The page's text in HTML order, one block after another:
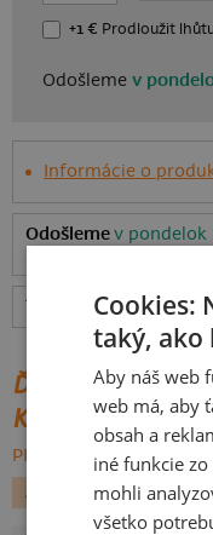
+1 € Prodloužit
Odošlemev
Informácie o
Odošlemev pondelok
12.8.
Tabuľka veľkostí: Akú
ĎALŠIE POTLAČE
KATEGÓRIE
PREHĽADÁVAŤ VŠETKO:
ALKOHOL
NA
Cookies:
taký, ako
Aby náš web
web má, aby
obsah a
iné funkcie
mohli
všetko